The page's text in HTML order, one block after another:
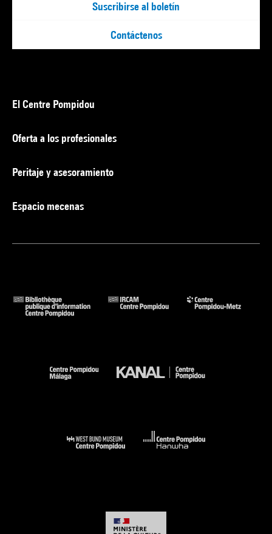
Suscribirse al boletín
Contáctenos
El Centre Pompidou
Oferta a los profesionales
Peritaje y asesoramiento
Espacio mecenas